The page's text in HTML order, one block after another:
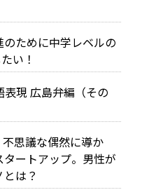
ために中学レベルの
い！
現 広島弁編（その
思議な偶然に導か
ートアップ。男性が
は？